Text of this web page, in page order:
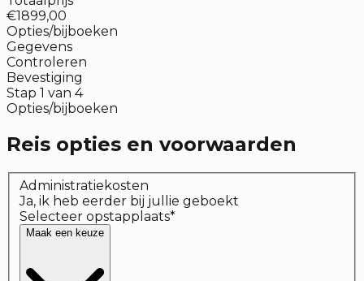
€1899,00
Opties/bijboeken
Gegevens
Controleren
Bevestiging
Stap 1 van 4
Opties/bijboeken
Reis opties en voorwaarden
Administratiekosten
Ja, ik heb eerder bij jullie geboekt
Selecteer opstapplaats*
Maak een keuze